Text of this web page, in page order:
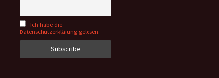
Ich habe die
Datenschutzerklärung gelesen.